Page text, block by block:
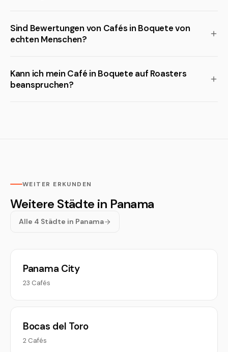
Sind Bewertungen von Cafés in Boquete von
echten Menschen?
Kann ich mein Café in Boquete auf Roasters
beanspruchen?
WEITER ERKUNDEN
Weitere Städte in Panama
Alle 4 Städte in Panama
Panama City
23 Cafés
Bocas del Toro
2 Cafés